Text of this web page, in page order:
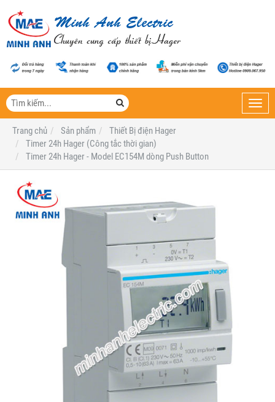
Trang chủ
Sản phẩm
Thiết Bị điện Hager
Timer 24h Hager (Công tắc thời gian)
Timer 24h Hager - Model EC154M dòng Push Button